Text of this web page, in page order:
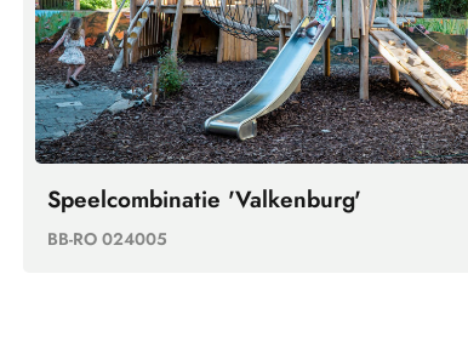
Speelcombinatie 'Valkenburg'
BB-RO 024005